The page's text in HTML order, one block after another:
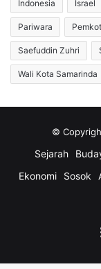
Indonesia Israel
Pariwara
Saefuddin Zuhri
Wali Kota Samarinda
©
Sejarah
Ekonomi
Sosok